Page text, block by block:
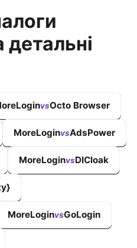
vsOcto Browser
MoreLoginvsAdsPower
MoreLoginvsDICloak
MoreLoginvsGoLogin